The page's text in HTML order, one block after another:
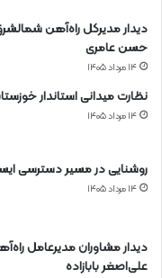
حسن عامری
۱۴ مرداد ۱۴۰۵
نظارت میدانی استاندار
۱۴ مرداد ۱۴۰۵
روشنایی در مسیر دسترسی
۱۴ مرداد ۱۴۰۵
دیدار مشاوران مدیرعامل
علی‌اصغر بابازاده